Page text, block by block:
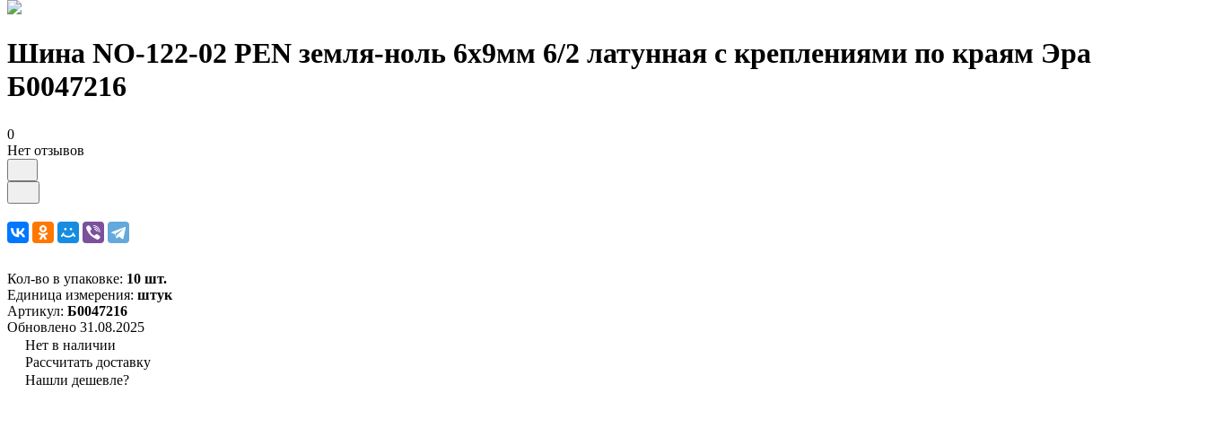
Шина NO-122-02 PEN земля-ноль 6х9мм 6/2 латунная с креплениями по краям Эра
Б0047216
0
Нет отзывов
Кол-во в упаковке: 10 шт.
Единица измерения: штук
Артикул: Б0047216
Обновлено 31.08.2025
Нет в наличии
Рассчитать доставку
Нашли дешевле?